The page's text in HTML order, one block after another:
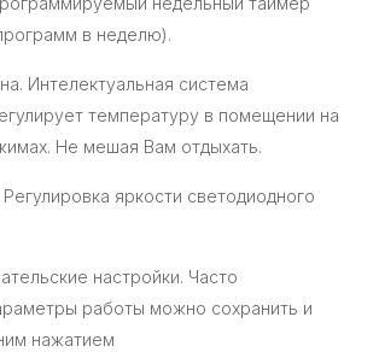
в неделю).
Интелектуальная система
температуру в помещении на
Не мешая Вам отдыхать.
Регулировка яркости светодиодного
настройки. Часто
работы можно сохранить и
нажатием